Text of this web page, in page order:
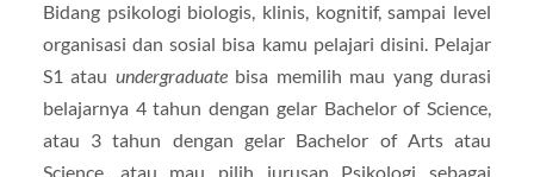
Bidang psikologi biologis, klinis, kognitif, sampai level
organisasi dan sosial bisa kamu pelajari disini. Pelajar
S1 atau undergraduatebisa memilih mau yang durasi
belajarnya 4 tahun dengan gelar Bachelor of Science,
atau 3 tahun dengan gelar Bachelor of Arts atau
Science, atau mau pilih jurusan Psikologi sebagai